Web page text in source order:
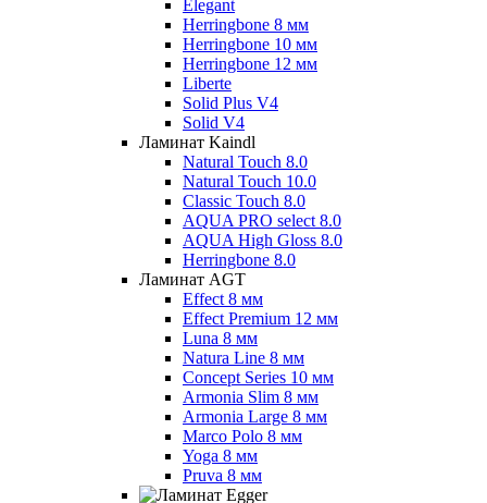
Elegant
Herringbone 8 мм
Herringbone 10 мм
Herringbone 12 мм
Liberte
Solid Plus V4
Solid V4
Ламинат Kaindl
Natural Touch 8.0
Natural Touch 10.0
Classic Touch 8.0
AQUA PRO select 8.0
AQUA High Gloss 8.0
Herringbone 8.0
Ламинат AGT
Effect 8 мм
Effect Premium 12 мм
Luna 8 мм
Natura Line 8 мм
Concept Series 10 мм
Armonia Slim 8 мм
Armonia Large 8 мм
Marco Polo 8 мм
Yoga 8 мм
Pruva 8 мм